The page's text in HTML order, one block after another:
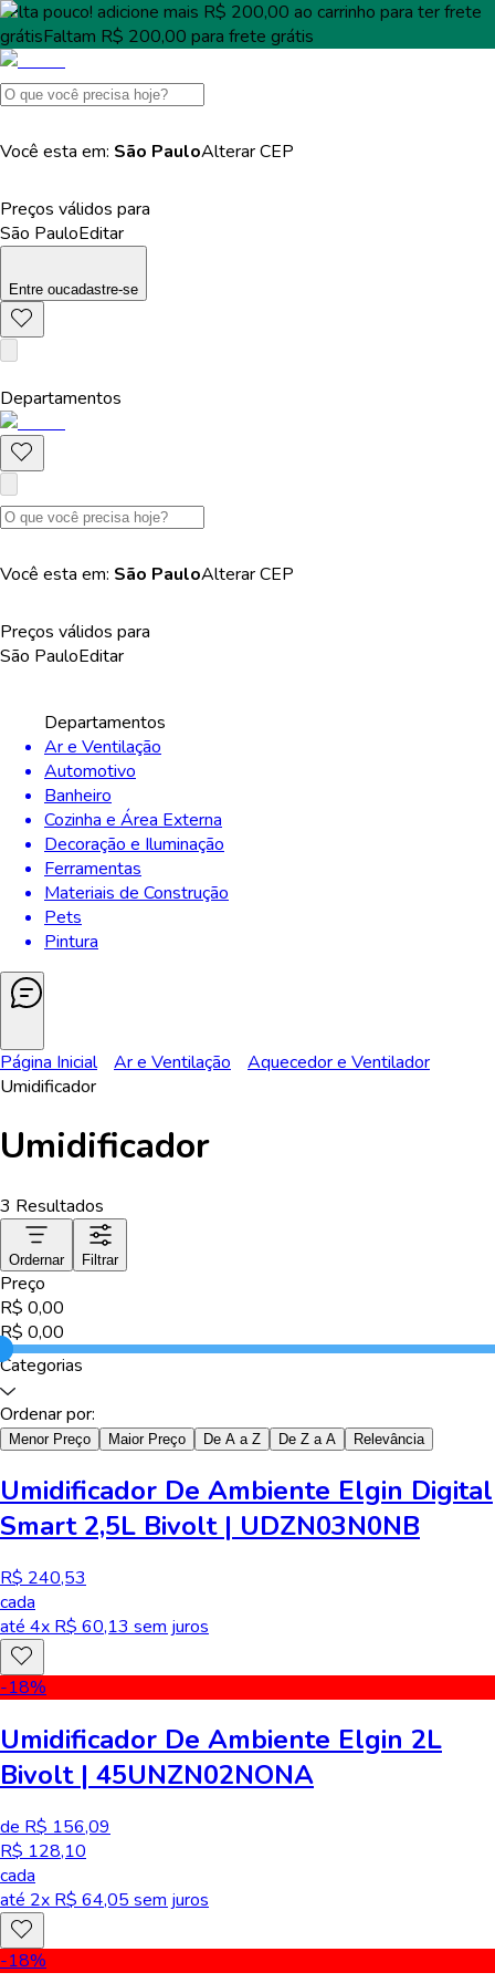
Falta pouco! adicione mais R$ 200,00 ao carrinho para terfrete
grátisFaltam R$ 200,00 para frete grátis
Você esta em: São PauloAlterarCEP
Preços válidos para
São PauloEditar
Entre oucadastre-se
Departamentos
Você esta em: São PauloAlterarCEP
Preços válidos para
São PauloEditar
Departamentos
Ar e Ventilação
Automotivo
Banheiro
Cozinha e Área Externa
Decoração e Iluminação
Ferramentas
Materiais de Construção
Pets
Pintura
Página Inicial Ar e Ventilação
Aquecedor e Ventilador
Umidificador
Umidificador
3 Resultados
Ordernar Filtrar
Preço
R$ 0,00
R$ 0,00
Categorias
Ordenar por:
Menor Preço Maior Preço De A a Z De Z a A Relevância
Umidificador De Ambiente Elgin Digital
Smart 2,5L Bivolt | UDZN03N0NB
R$ 240,53
cada
até 4x R$ 60,13 sem juros
-18%
Umidificador De Ambiente Elgin 2L
Bivolt | 45UNZN02NONA
de R$ 156,09
R$ 128,10
cada
até 2x R$ 64,05 sem juros
-18%